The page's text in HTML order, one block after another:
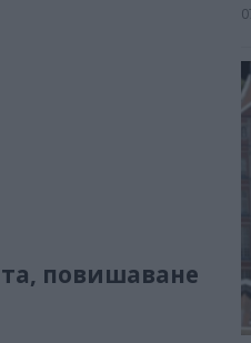
повишаване